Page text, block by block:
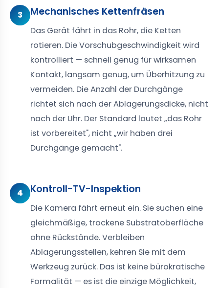
3 Mechanisches Kettenfräsen
Das Gerät fährt in das Rohr, die Ketten
rotieren. Die Vorschubgeschwindigkeit wird
kontrolliert — schnell genug für wirksamen
Kontakt, langsam genug, um Überhitzung zu
vermeiden. Die Anzahl der Durchgänge
richtet sich nach der Ablagerungsdicke, nicht
nach der Uhr. Der Standard lautet „das Rohr
ist vorbereitet", nicht „wir haben drei
Durchgänge gemacht".
4 Kontroll-TV-Inspektion
Die Kamera fährt erneut ein. Sie suchen eine
gleichmäßige, trockene Substratoberfläche
ohne Rückstände. Verbleiben
Ablagerungsstellen, kehren Sie mit dem
Werkzeug zurück. Das ist keine bürokratische
Formalität — es ist die einzige Möglichkeit,